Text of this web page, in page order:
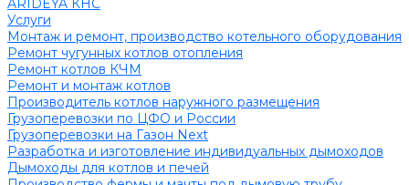
ARIDEYA КНС
Услуги
Монтаж и ремонт, производство котельного оборудования
Ремонт чугунных котлов отопления
Ремонт котлов КЧМ
Ремонт и монтаж котлов
Производитель котлов наружного размещения
Грузоперевозки по ЦФО и России
Грузоперевозки на Газон Next
Разработка и изготовление индивидуальных дымоходов
Дымоходы для котлов и печей